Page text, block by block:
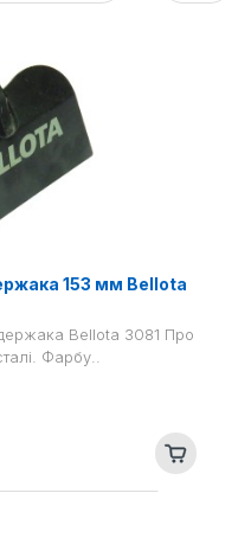
153 мм Bellota
Bellota 3081 Про
Фарбу..